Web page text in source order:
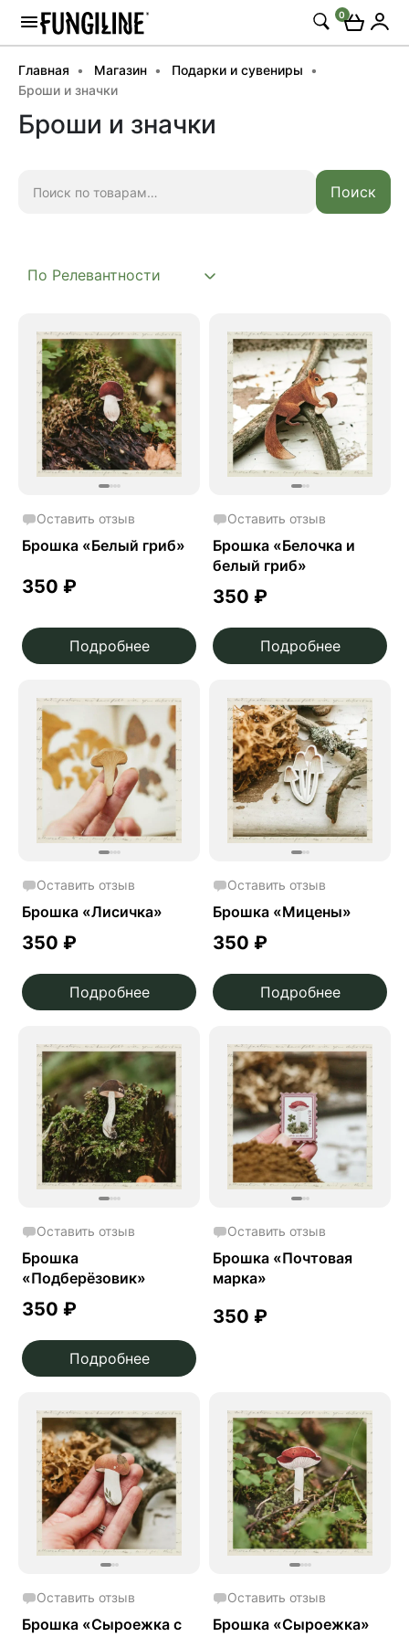
0
Главная Магазин
Подарки и сувениры
Броши и значки
Броши и значки
Поиск
Оставить отзыв
Брошка «Белый гриб»
350 ₽
Подробнее
Оставить отзыв
Брошка «Белочка и
белый гриб»
350 ₽
Подробнее
Оставить отзыв
Брошка «Лисичка»
350 ₽
Подробнее
Оставить отзыв
Брошка «Мицены»
350 ₽
Подробнее
Оставить отзыв
Брошка
«Подберёзовик»
350 ₽
Подробнее
Оставить отзыв
Брошка «Почтовая
марка»
350 ₽
Оставить отзыв
Брошка «Сыроежка с
Оставить отзыв
Брошка «Сыроежка»